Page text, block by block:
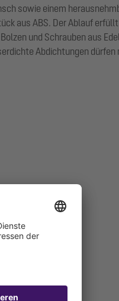
sowie einem
aus ABS. Der Ablauf
und Schrauben aus
Abdichtungen